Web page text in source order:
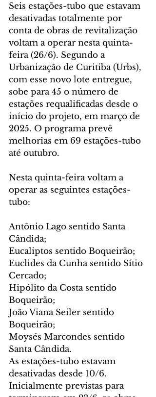
Seis estações-tubo que estavam
desativadas totalmente por
conta de obras de revitalização
voltam a operar nesta quinta-
feira (26/6). Segundo a
Urbanização de Curitiba (Urbs),
com esse novo lote entregue,
sobe para 45 o número de
estações requalificadas desde o
início do projeto, em março de
2025. O programa prevê
melhorias em 69 estações-tubo
até outubro.
Nesta quinta-feira voltam a
operar as seguintes estações-
tubo:
Antônio Lago sentido Santa
Cândida;
Eucaliptos sentido Boqueirão;
Euclides da Cunha sentido Sítio
Cercado;
Hipólito da Costa sentido
Boqueirão;
João Viana Seiler sentido
Boqueirão;
Moysés Marcondes sentido
Santa Cândida.
As estações-tubo estavam
desativadas desde 10/6.
Inicialmente previstas para